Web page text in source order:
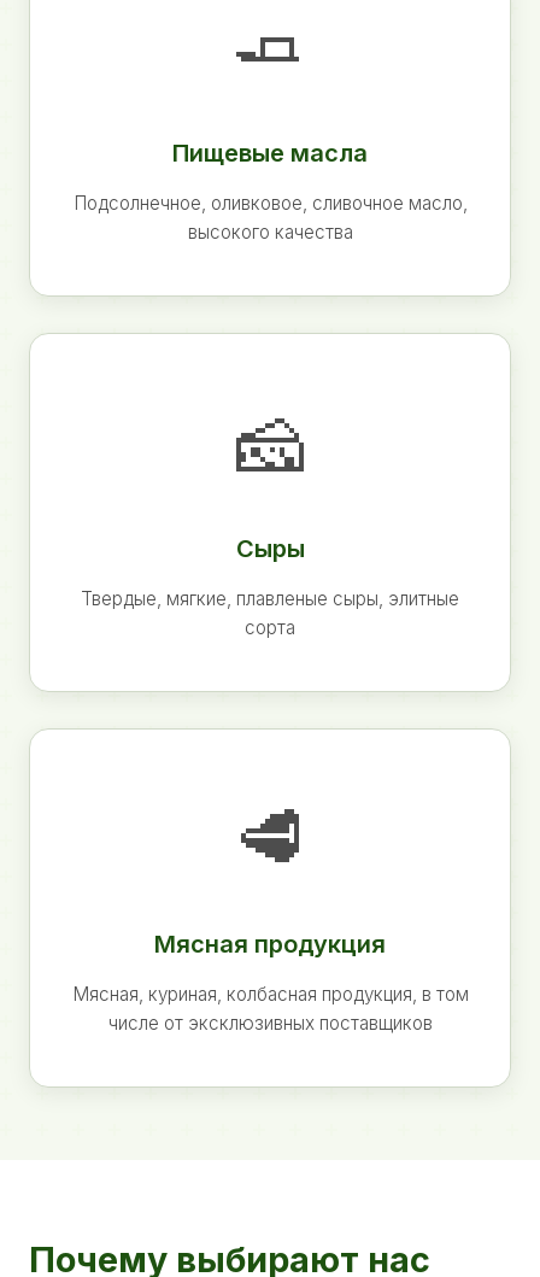
🧈
Пищевые масла
Подсолнечное, оливковое, сливочное масло,
высокого качества
🧀
Сыры
Твердые, мягкие, плавленые сыры, элитные
сорта
🥩
Мясная продукция
Мясная, куриная, колбасная продукция, в том
числе от эксклюзивных поставщиков
Почему выбирают нас